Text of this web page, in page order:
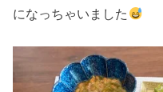
になっちゃいました